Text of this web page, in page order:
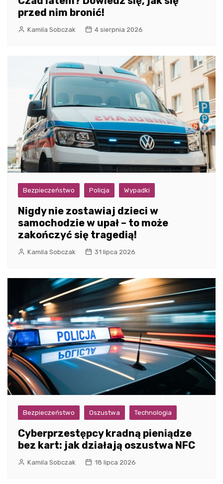
przed nim bronić!
Kamila Sobczak 4 sierpnia 2026
Bezpieczeństwo Policja Wypadki
Nigdy nie zostawiaj dzieci w
samochodzie w upał – to może
zakończyć się tragedią!
Kamila Sobczak 31 lipca 2026
Bezpieczeństwo Oszustwa Technologia
Cyberprzestępcy kradną pieniądze
bez kart: jak działają oszustwa NFC
Kamila Sobczak 18 lipca 2026